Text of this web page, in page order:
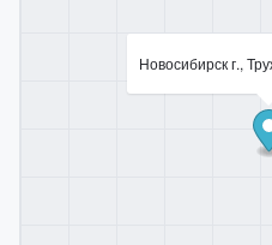
Новосибирск г.,